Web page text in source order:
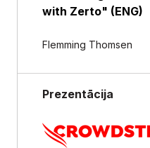
with Zerto" (ENG)
Flemming Thomsen
Prezentācija